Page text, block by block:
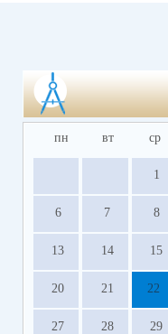
пн вт ср
1
6 7 8
13 14 15
20 21 22
27 28 29